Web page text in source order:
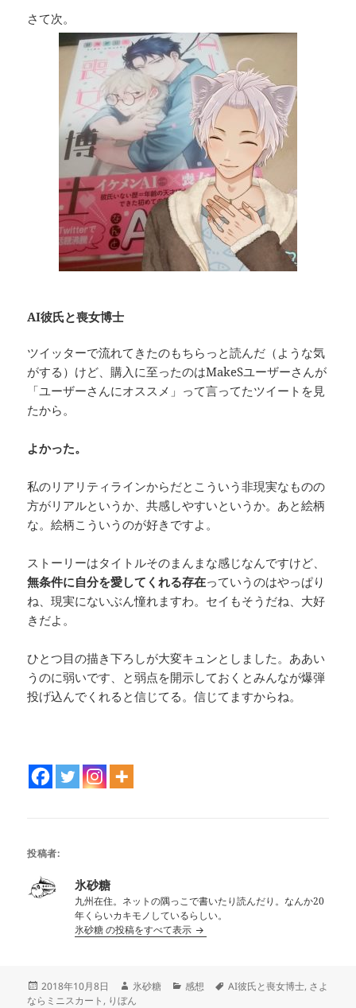
さて次。
AI彼氏と喪女博士
ツイッターで流れてきたのもちらっと読んだ（ような気
がする）けど、購入に至ったのはMakeSユーザーさんが
「ユーザーさんにオススメ」って言ってたツイートを見
たから。
よかった。
私のリアリティラインからだとこういう非現実なものの
方がリアルというか、共感しやすいというか。あと絵柄
な。絵柄こういうのが好きですよ。
ストーリーはタイトルそのまんまな感じなんですけど、
無条件に自分を愛してくれる存在っていうのはやっぱり
ね、現実にないぶん憧れますわ。セイもそうだね、大好
きだよ。
ひとつ目の描き下ろしが大変キュンとしました。ああい
うのに弱いです、と弱点を開示しておくとみんなが爆弾
投げ込んでくれると信じてる。信じてますからね。
投稿者:
氷砂糖
九州在住。ネットの隅っこで書いたり読んだり。なんか20
年くらいカキモノしているらしい。
氷砂糖 の投稿をすべて表示
投
稿
2018年10月8日
作
成
氷砂糖
カ
感想
タ
AI彼氏と喪女博士, さよ
ならミニスカート , りぼん